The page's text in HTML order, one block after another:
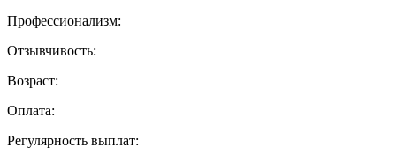
Профессионализм:
Отзывчивость:
Возраст:
Оплата:
Регулярность выплат: